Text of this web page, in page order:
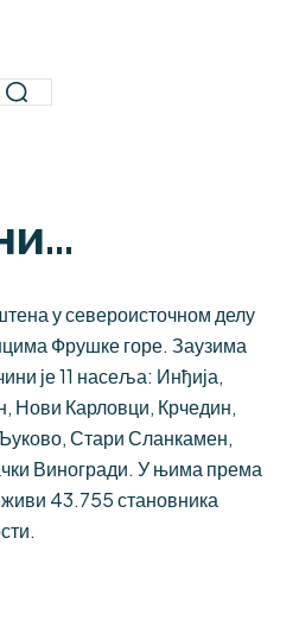
у североисточном делу
Фрушке горе. Заузима
је 11 насеља: Инђија,
Нови Карловци, Крчедин,
Стари Сланкамен,
Виногради. У њима према
43.755 становника